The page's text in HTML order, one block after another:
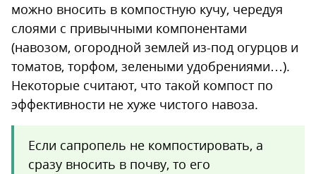
можно вносить в компостную кучу, чередуя
слоями с привычными компонентами
(навозом, огородной землей из-под огурцов и
томатов, торфом, зелеными удобрениями…).
Некоторые считают, что такой компост по
эффективности не хуже чистого навоза.
Если сапропель не компостировать, а
сразу вносить в почву, то его